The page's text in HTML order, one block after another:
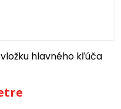
hlavného kľúča